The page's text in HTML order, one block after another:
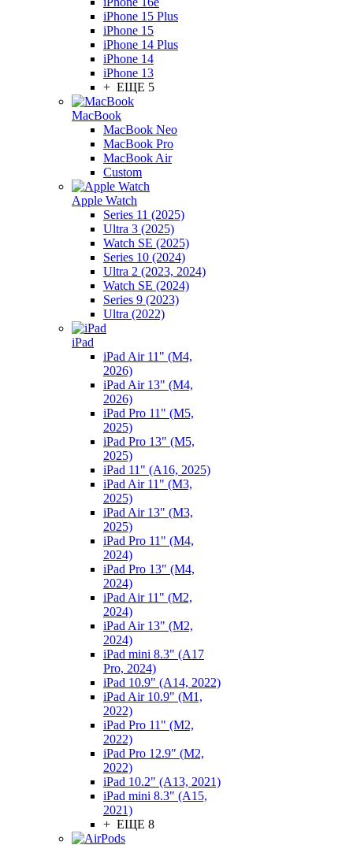
iPhone 15 Plus
iPhone 15
iPhone 14 Plus
iPhone 14
iPhone 13
+ ЕЩЕ 5
MacBook
MacBook Neo
MacBook Pro
MacBook Air
Custom
Apple Watch
Series 11 (2025)
Ultra 3 (2025)
Watch SE (2025)
Series 10 (2024)
Ultra 2 (2023, 2024)
Watch SE (2024)
Series 9 (2023)
Ultra (2022)
iPad
iPad Air 11" (M4,
2026)
iPad Air 13" (M4,
2026)
iPad Pro 11" (M5,
2025)
iPad Pro 13" (M5,
2025)
iPad 11" (A16, 2025)
iPad Air 11" (M3,
2025)
iPad Air 13" (M3,
2025)
iPad Pro 11" (M4,
2024)
iPad Pro 13" (M4,
2024)
iPad Air 11" (M2,
2024)
iPad Air 13" (M2,
2024)
iPad mini 8.3" (A17
Pro, 2024)
iPad 10.9" (A14, 2022)
iPad Air 10.9" (M1,
2022)
iPad Pro 11" (M2,
2022)
iPad Pro 12.9" (M2,
2022)
iPad 10.2" (A13, 2021)
iPad mini 8.3" (A15,
2021)
+ ЕЩЕ 8